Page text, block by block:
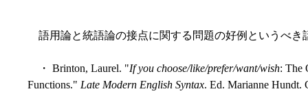
語用論と統語論の接点に関する問題の好例というべき
・ Brinton, Laurel. "If you choose/like/prefer/want/wish: The
Functions." Late Modern English Syntax. Ed. Marianne Hundt.